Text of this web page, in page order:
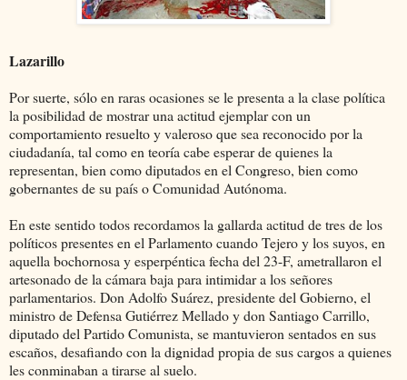
Lazarillo
Por suerte, sólo en raras ocasiones se le presenta a la clase política
la posibilidad de mostrar una actitud ejemplar con un
comportamiento resuelto y valeroso que sea reconocido por la
ciudadanía, tal como en teoría cabe esperar de quienes la
representan, bien como diputados en el Congreso, bien como
gobernantes de su país o Comunidad Autónoma.
En este sentido todos recordamos la gallarda actitud de tres de los
políticos presentes en el Parlamento cuando Tejero y los suyos, en
aquella bochornosa y esperpéntica fecha del 23-F, ametrallaron el
artesonado de la cámara baja para intimidar a los señores
parlamentarios. Don Adolfo Suárez, presidente del Gobierno, el
ministro de Defensa Gutiérrez Mellado y don Santiago Carrillo,
diputado del Partido Comunista, se mantuvieron sentados en sus
escaños, desafiando con la dignidad propia de sus cargos a quienes
les conminaban a tirarse al suelo.